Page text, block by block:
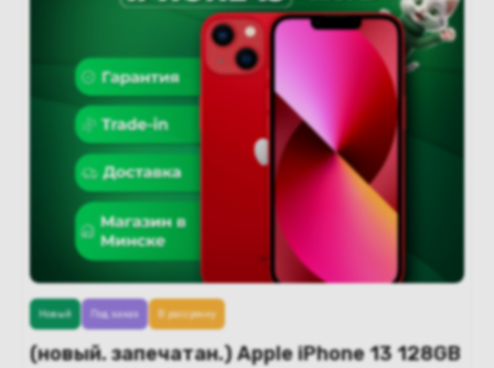
(новый. запечатан.) Apple iPhone 13 128GB
Новый Под заказ В рассрочку